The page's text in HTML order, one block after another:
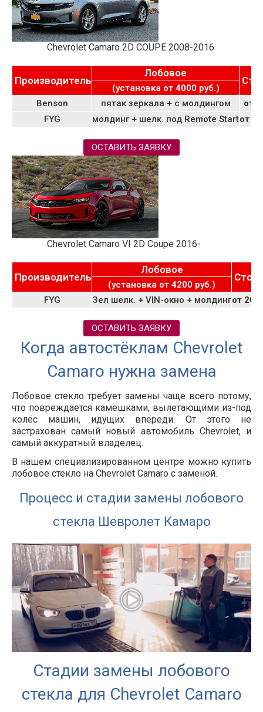
Chevrolet Camaro 2D COUPE 2008-2016
Производитель
Лобовое
(установка от 4000 руб.)
Benson
пятак зеркала + с молдингом
от
FYG
молдинг + шелк. под Remote Startот
ОСТАВИТЬ ЗАЯВКУ
Chevrolet Camaro VI 2D Coupe 2016-
Производитель
Лобовое
(установка от 4200 руб.)
FYG
Зел шелк. + VIN-окно + молдингот
ОСТАВИТЬ ЗАЯВКУ
Когда автостёклам Chevrolet
Camaro нужна замена
Лобовое стекло требует замены чаще всего потому,
что повреждается камешками, вылетающими из-под
колёс машин, идущих впереди. От этого не
застрахован самый новый автомобиль Chevrolet, и
самый аккуратный владелец.
В нашем специализированном центре можно купить
лобовое стекло на Chevrolet Camaro с заменой.
Процесс и стадии замены лобового
стекла Шевролет Камаро
Стадии замены лобового
стекла для Chevrolet Camaro